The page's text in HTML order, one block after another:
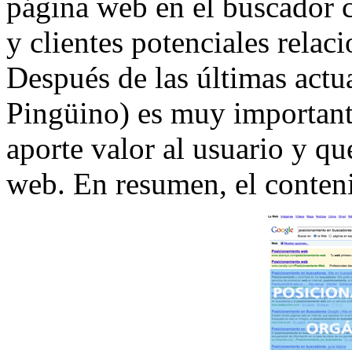
página web en el buscador
y clientes potenciales
Después de las últimas
Pingüino) es muy
aporte valor al usuario y
web. En resumen, el